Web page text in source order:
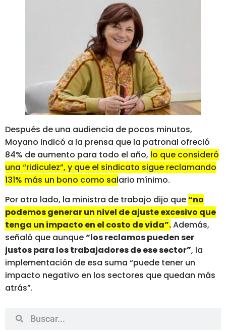
Después de una audiencia de pocos minutos,
Moyano indicó a la prensa que la patronal ofreció
84% de aumento para todo el año, lo que consideró
una “ridiculez”, y que el sindicato sigue reclamando
131% más un bono como salario mínimo.
Por otro lado, la ministra de trabajo dijo que“no
podemos generar un nivel de ajuste excesivo que
tenga un impacto en el costo de vida”.Además,
señaló que aunque“los reclamos pueden ser
justos para los trabajadores de ese sector”, la
implementación de esa suma “puede tener un
impacto negativo en los sectores que quedan más
atrás”.